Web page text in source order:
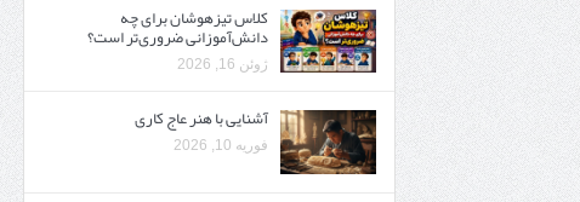
کلاس تیزهوشان برای چه
دانش‌آموزانی ضروری‌تر است؟
ژوئن 16, 2026
آشنایی با هنر عاج کاری
فوریه 10, 2026